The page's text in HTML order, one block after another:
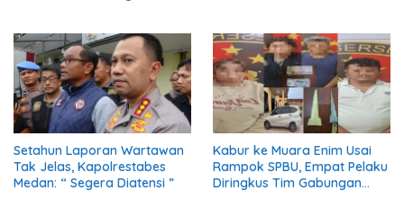
Setahun Laporan Wartawan
Tak Jelas, Kapolrestabes
Medan: “ Segera Diatensi ”
Kabur ke Muara Enim Usai
Rampok SPBU, Empat Pelaku
Diringkus Tim Gabungan